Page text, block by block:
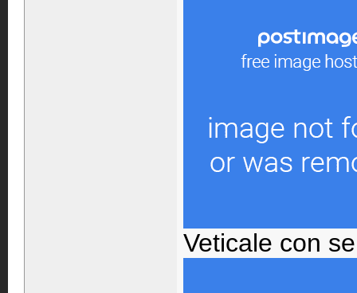
Veticale con